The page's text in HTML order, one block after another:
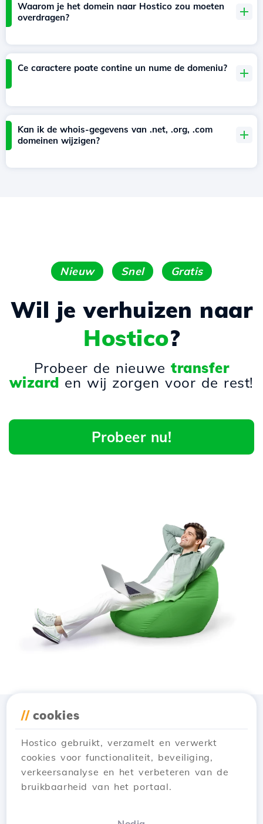
Waarom je het domein naar Hostico zou moeten
overdragen?
Ce caractere poate contine un nume de domeniu?
Kan ik de whois-gegevens van .net, .org, .com
domeinen wijzigen?
Nieuw Snel Gratis
Wil je verhuizen naar
Hostico?
Probeer de nieuwetransfer
wizard en wij zorgen voor de rest!
Probeer nu!
// cookies
Hostico gebruikt, verzamelt en verwerkt
cookies voor functionaliteit, beveiliging,
verkeersanalyse en het verbeteren van de
bruikbaarheid van het portaal.
Download de app